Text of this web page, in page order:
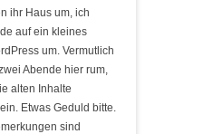
ihr Haus um, ich
auf ein kleines
um. Vermutlich
Abende hier rum,
alten Inhalte
Etwas Geduld bitte.
sind